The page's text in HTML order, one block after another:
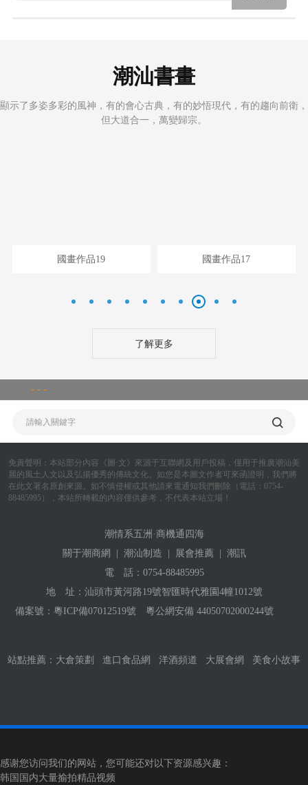
潮汕書畫
顯示了多姿多彩的風神，有的會心古典，有的妙悟現代，有的趨向前衛，
但大道合一，萬變歸宗。
國畫作品19 國畫作品17
了解更多
- - -
免責聲明： 本站部分內容《圖·文》來源于互聯網及用戶投稿，僅用于推廣潮汕美
麗的風土人文以及弘揚優秀的傳統文化。如您是本圖文作者可來函證明，我們將
在此文署名原創來源。如不慎侵權或其他請來電通知我們刪除（電話：0754-
88485995），本站所轉載的內容僅供參考，不代表本站立場！
潮情系五洲·商機通四海
關于潮商網
潮汕制造 展會推薦
潮訊
電 話： 0754-88485995
地 址：汕頭市黃河路19號智匯時代雅園4幢1012號
備案號： 粵ICP備07012519號 粵公網安備 44050702000244號
站點推薦： 大倉策劃 進口食品網 洋酒頻道 大展會網 美食小故事
感谢您访问我们的网站，您可能还对以下资源感兴趣：
韩国国内大量揄拍精品视频